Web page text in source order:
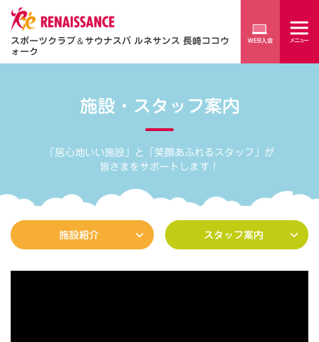
スポーツクラブ＆サウナスパ ルネサンス 長崎ココウ
ォーク
施設・スタッフ案内
「居心地いい施設」と「笑顔あふれるスタッフ」が
皆さまをサポートします！
施設紹介 スタッフ案内